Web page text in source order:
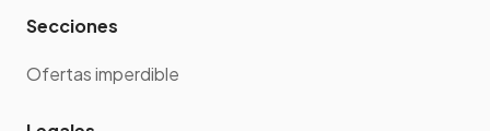
Secciones
Ofertas imperdible